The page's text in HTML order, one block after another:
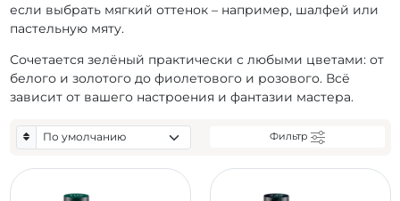
если выбрать мягкий оттенок – например, шалфей или
пастельную мяту.
Сочетается зелёный практически с любыми цветами: от
белого и золотого до фиолетового и розового. Всё
зависит от вашего настроения и фантазии мастера.
Фильтр